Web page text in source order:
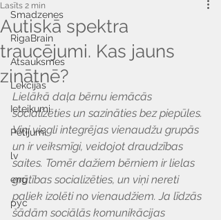
Smadzenes
RigaBrain
Atsauksmes
Lekcijas
Ieteikumi
Pētījumi
lv
eng
рус
Autiskā spektra
traucējumi. Kas jauns
zinātnē?
Lasīts 2 min
Lielākā daļa bērnu iemācās
socializēties un sazināties bez piepūles.
Viņi viegli integrējas vienaudžu grupās
un ir veiksmīgi, veidojot draudzības
saites. Tomēr dažiem bērniem ir lielas
grūtības socializēties, un viņi nereti
paliek izolēti no vienaudžiem. Ja līdzās
šādām sociālās komunikācijas